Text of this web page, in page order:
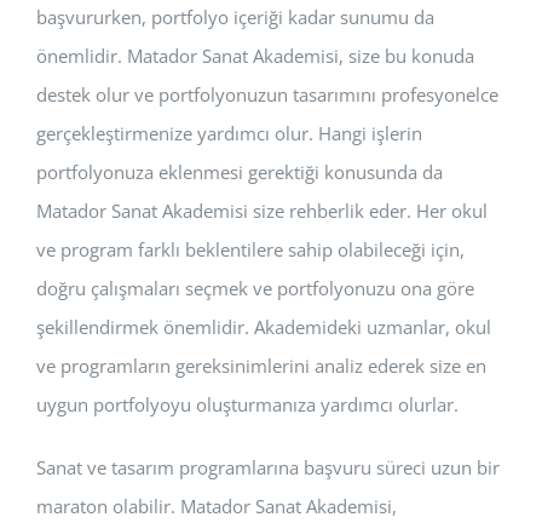
başvururken, portfolyo içeriği kadar sunumu da
önemlidir. Matador Sanat Akademisi, size bu konuda
destek olur ve portfolyonuzun tasarımını profesyonelce
gerçekleştirmenize yardımcı olur. Hangi işlerin
portfolyonuza eklenmesi gerektiği konusunda da
Matador Sanat Akademisi size rehberlik eder. Her okul
ve program farklı beklentilere sahip olabileceği için,
doğru çalışmaları seçmek ve portfolyonuzu ona göre
şekillendirmek önemlidir. Akademideki uzmanlar, okul
ve programların gereksinimlerini analiz ederek size en
uygun portfolyoyu oluşturmanıza yardımcı olurlar.
Sanat ve tasarım programlarına başvuru süreci uzun bir
maraton olabilir. Matador Sanat Akademisi,